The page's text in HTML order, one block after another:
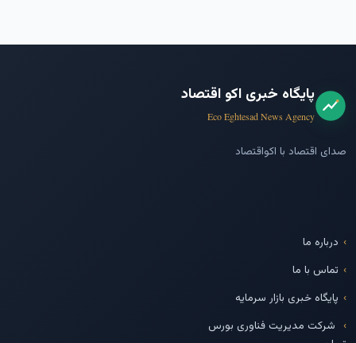
پایگاه خبری اکو اقتصاد
Eco Eghtesad News Agency
صدای اقتصاد با اکواقتصاد
درباره ما
تماس با ما
پایگاه خبری بازار سرمایه
شرکت مدیریت فناوری بورس